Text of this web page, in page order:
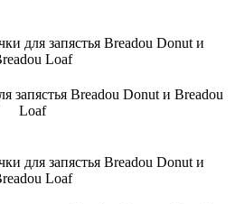
запястья Breadou Donut и Breadou
Loaf